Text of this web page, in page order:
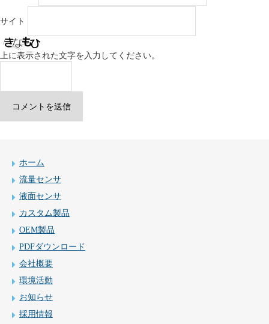
サイト
上に表示された文字を入力してください。
ホーム
流量センサ
液面センサ
カスタム製品
OEM製品
PDFダウンロード
会社概要
環境活動
お知らせ
採用情報